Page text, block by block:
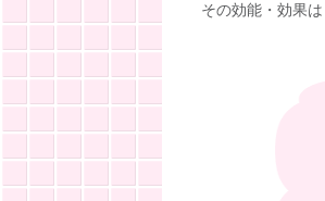
その効能・効果は